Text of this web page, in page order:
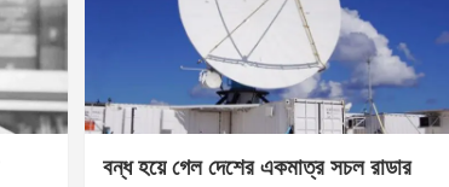
বন্ধ হয়ে গেল দেশের একমাত্র সচল রাডার